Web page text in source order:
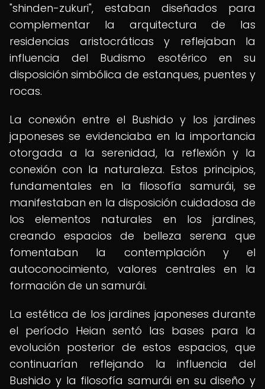
"shinden-zukuri", estaban diseñados para
complementar la arquitectura de las
residencias aristocráticas y reflejaban la
influencia del Budismo esotérico en su
disposición simbólica de estanques, puentes y
rocas.
La conexión entre el Bushido y los jardines
japoneses se evidenciaba en la importancia
otorgada a la serenidad, la reflexión y la
conexión con la naturaleza. Estos principios,
fundamentales en la filosofía samurái, se
manifestaban en la disposición cuidadosa de
los elementos naturales en los jardines,
creando espacios de belleza serena que
fomentaban la contemplación y el
autoconocimiento, valores centrales en la
formación de un samurái.
La estética de los jardines japoneses durante
el período Heian sentó las bases para la
evolución posterior de estos espacios, que
continuarían reflejando la influencia del
Bushido y la filosofía samurái en su diseño y